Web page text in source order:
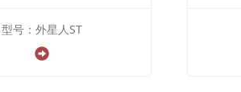
型号：外星人ST